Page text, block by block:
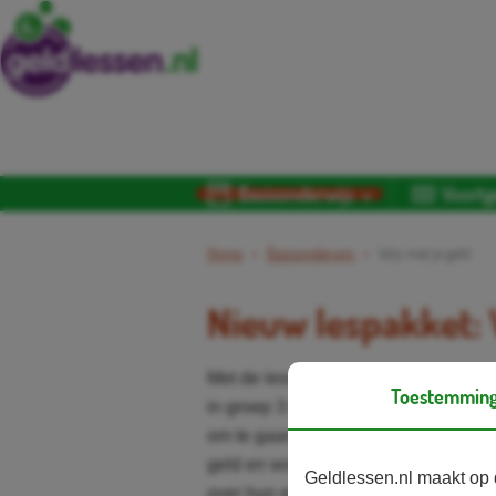
Basisonderwijs
Home Basisonderwijs
Nieuw lespakket:
Met de lessen van
in groep 3 tot en met 8 om slim en
om te gaan. Ze leren over zowel
geld en worden aangemoedigd om
Geldlessen.nl maakt